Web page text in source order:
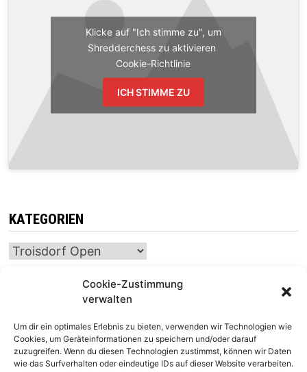
Cookie-Zustimmung
verwalten
Um dir ein optimales Erlebnis zu bieten, verwenden wir Technologien wie
Cookies, um Geräteinformationen zu speichern und/oder darauf
zuzugreifen. Wenn du diesen Technologien zustimmst, können wir Daten
wie das Surfverhalten oder eindeutige IDs auf dieser Website verarbeiten.
Klicke auf "Ich stimme zu", um
Shredderchess zu aktivieren
Cookie-Richtlinie
ICH STIMME ZU
KATEGORIEN
Kategorien
SCHACHTICKER